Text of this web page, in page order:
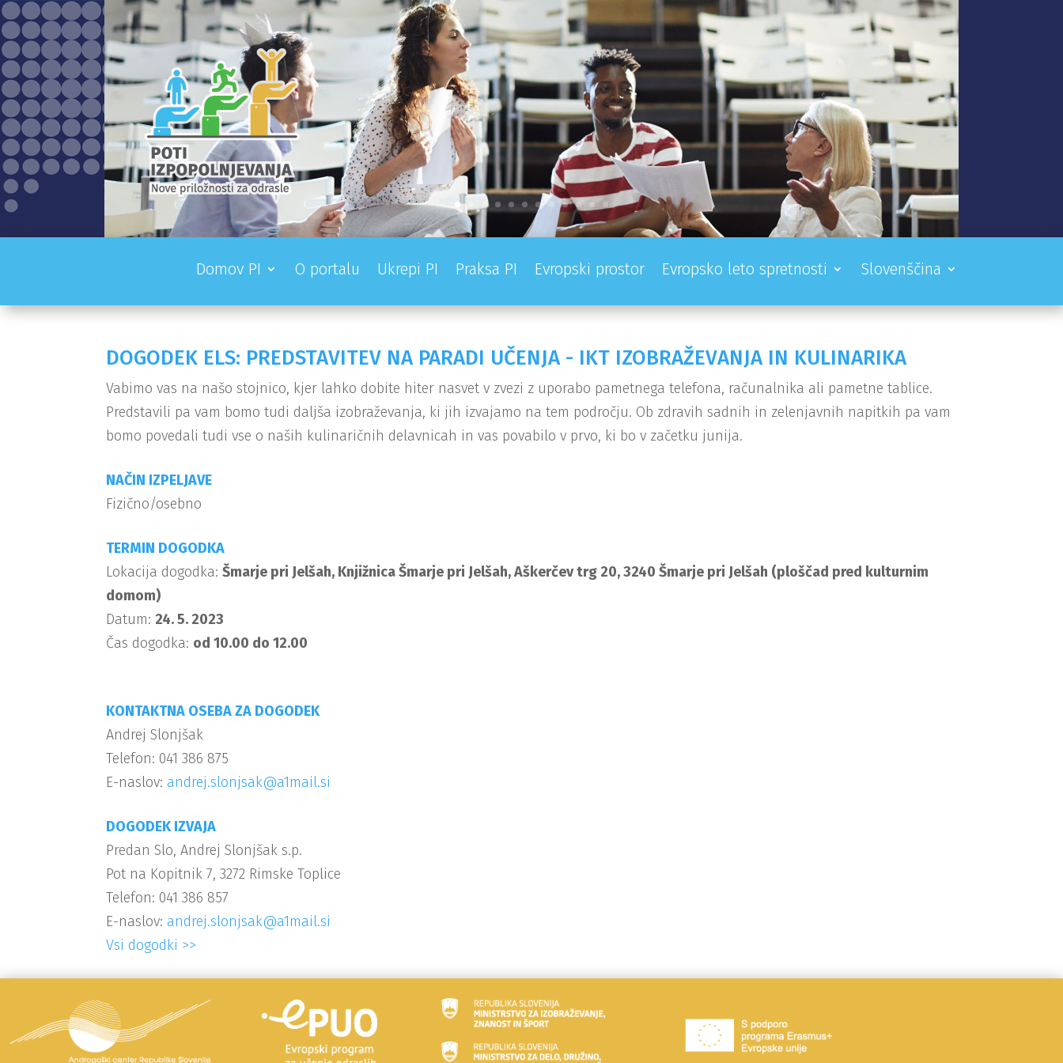
Domov PI O portalu Ukrepi PI Praksa PI Evropski prostor Evropsko leto spretnosti Slovenščina
DOGODEK ELS: PREDSTAVITEV NA PARADI UČENJA - IKT IZOBRAŽEVANJA IN KULINARIKA
Vabimo vas na našo stojnico, kjer lahko dobite hiter nasvet v zvezi z uporabo pametnega telefona, računalnika ali pametne tablice.
Predstavili pa vam bomo tudi daljša izobraževanja, ki jih izvajamo na tem področju. Ob zdravih sadnih in zelenjavnih napitkih pa vam
bomo povedali tudi vse o naših kulinaričnih delavnicah in vas povabilo v prvo, ki bo v začetku junija.
NAČIN IZPELJAVE
Fizično/osebno
TERMIN DOGODKA
Lokacija dogodka:Šmarje pri Jelšah, Knjižnica Šmarje pri Jelšah, Aškerčev trg 20, 3240 Šmarje pri Jelšah (ploščad pred kulturnim
domom)
Datum: 24. 5. 2023
Čas dogodka: od 10.00 do 12.00
KONTAKTNA OSEBA ZA DOGODEK
Andrej Slonjšak
Telefon: 041 386 875
E-naslov: andrej.slonjsak@a1mail.si
DOGODEK IZVAJA
Predan Slo, Andrej Slonjšak s.p.
Pot na Kopitnik 7, 3272 Rimske Toplice
Telefon: 041 386 857
E-naslov: andrej.slonjsak@a1mail.si
Vsi dogodki >>